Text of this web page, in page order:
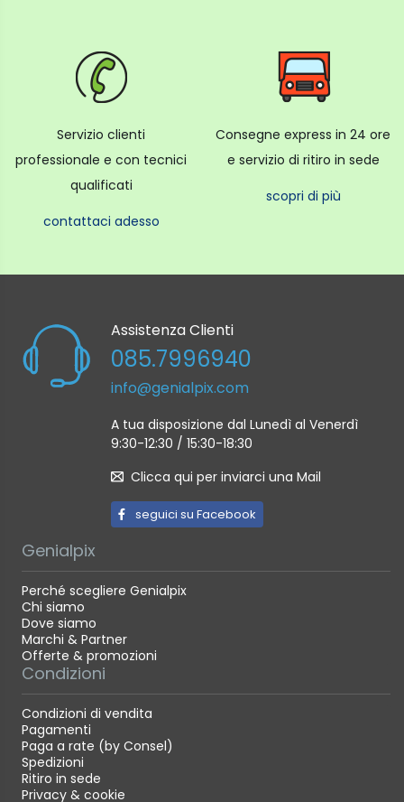
Servizio clienti
professionale e con tecnici
qualificati
contattaci adesso
Consegne express in 24 ore
e servizio di ritiro in sede
scopri di più
Assistenza Clienti
085.7996940
info@genialpix.com
A tua disposizione dal Lunedì al Venerdì
9:30-12:30 / 15:30-18:30
Clicca qui per inviarci una Mail
seguici su Facebook
Genialpix
Perché scegliere Genialpix
Chi siamo
Dove siamo
Marchi & Partner
Offerte & promozioni
Condizioni
Condizioni di vendita
Pagamenti
Paga a rate (by Consel)
Spedizioni
Ritiro in sede
Privacy & cookie